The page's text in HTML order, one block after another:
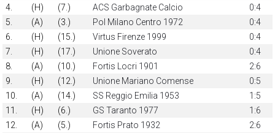
4.
(H) (7.) ACS Garbagnate Calcio
0:4
5.
(A) (3.) Pol Milano Centro 1972
0:4
6.
(H) (15.) Virtus Firenze 1999
0:4
7.
(H) (17.) Unione Soverato
0:4
8.
(A) (10.) Fortis Locri 1901
2:6
9.
(H) (12.) Unione Mariano Comense
0:5
10.
(A) (14.) SS Reggio Emilia 1953
1:5
11.
(H) (6.) GS Taranto 1977
1:6
12.
(A) (5.) Fortis Prato 1932
2:6